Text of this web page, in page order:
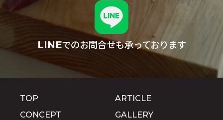
LINEでのお問合せも承っております
TOP
ARTICLE
CONCEPT
GALLERY